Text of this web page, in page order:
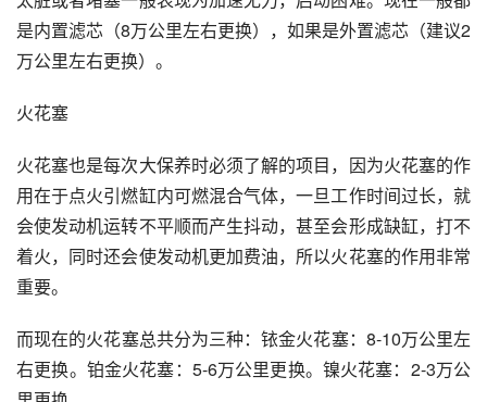
是内置滤芯（8万公里左右更换），如果是外置滤芯（建议2
万公里左右更换）。
火花塞
火花塞也是每次大保养时必须了解的项目，因为火花塞的作
用在于点火引燃缸内可燃混合气体，一旦工作时间过长，就
会使发动机运转不平顺而产生抖动，甚至会形成缺缸，打不
着火，同时还会使发动机更加费油，所以火花塞的作用非常
重要。
而现在的火花塞总共分为三种：铱金火花塞：8-10万公里左
右更换。铂金火花塞：5-6万公里更换。镍火花塞：2-3万公